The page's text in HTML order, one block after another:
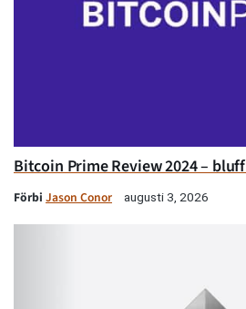
Bitcoin Prime Review 2024 –
Förbi Jason Conor augusti 3, 2026